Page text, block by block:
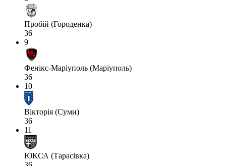
Пробій (Городенка)
36
9
Фенікс-Маріуполь (Маріуполь)
36
10
Вікторія (Суми)
36
11
ЮКСА (Тарасівка)